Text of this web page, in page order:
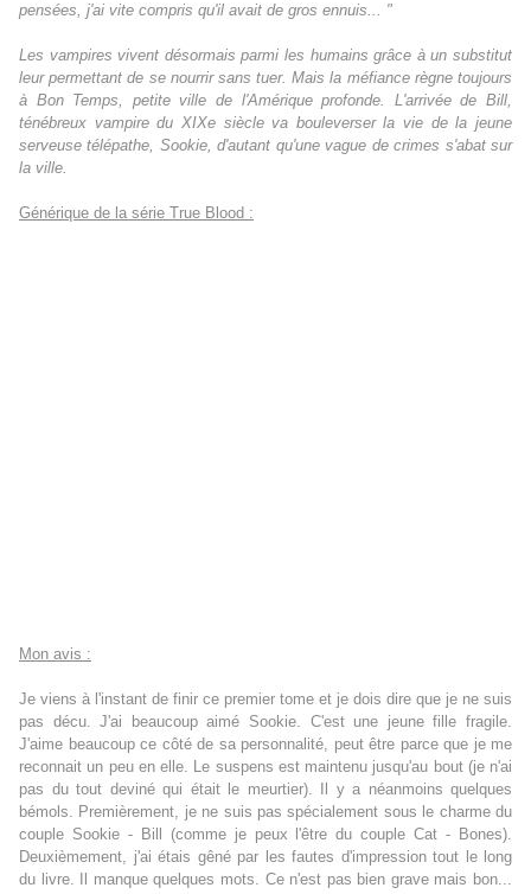
pensées, j'ai vite compris qu'il avait de gros ennuis... "
Les vampires vivent désormais parmi les humains grâce à un substitut
leur permettant de se nourrir sans tuer. Mais la méfiance règne toujours
à Bon Temps, petite ville de l'Amérique profonde. L'arrivée de Bill,
ténébreux vampire du XIXe siècle va bouleverser la vie de la jeune
serveuse télépathe, Sookie, d'autant qu'une vague de crimes s'abat sur
la ville.
Générique de la série True Blood :
Mon avis :
Je viens à l'instant de finir ce premier tome et je dois dire que je ne suis
pas décu. J'ai beaucoup aimé Sookie. C'est une jeune fille fragile.
J'aime beaucoup ce côté de sa personnalité, peut être parce que je me
reconnait un peu en elle. Le suspens est maintenu jusqu'au bout (je n'ai
pas du tout deviné qui était le meurtier). Il y a néanmoins quelques
bémols. Premièrement, je ne suis pas spécialement sous le charme du
couple Sookie - Bill (comme je peux l'être du couple Cat - Bones).
Deuxièmement, j'ai étais gêné par les fautes d'impression tout le long
du livre. Il manque quelques mots. Ce n'est pas bien grave mais bon...